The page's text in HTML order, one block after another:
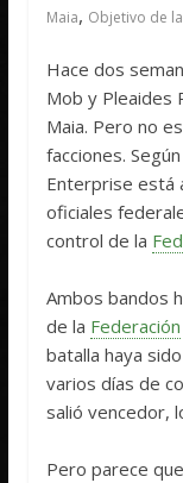
Maia, Objetivo de
Hace dos
Mob y Pleaides
Maia. Pero no
facciones.
Enterprise está
oficiales
control de la
Ambos bandos
de la Federación
batalla haya
varios días de
salió vencedor,
Pero parece